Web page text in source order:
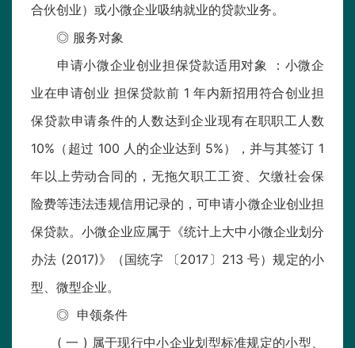
合伙创业）或小微企业吸纳就业的贷款业务。
◎ 服务对象
申请小微企业创业担保贷款适用对象 ：小微企
业在申请创业 担保贷款前 1 年内新招用符合创业担
保贷款申请条件的人数达到企业现有在职职工人数
10%（超过 100 人的企业达到 5%），并与其签订 1
年以上劳动合同的，无拖欠职工工资、欠缴社会保
险费等违法违规信用记录的，可申请小微企业创业担
保贷款。小微企业应属于《统计上大中小微企业划分
办法 (2017)》（国统字 〔2017〕213 号）规定的小
型、微型企业。
◎ 申领条件
( 一 ) 属于现行中小企业划型标准规定的小型、